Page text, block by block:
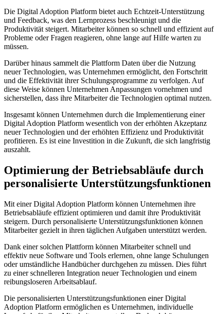
Die Digital Adoption‌ Platform bietet auch Echtzeit-Unterstützung
und⁣ Feedback, was den Lernprozess ⁣beschleunigt und die
Produktivität steigert. Mitarbeiter können so schnell und effizient auf
​Probleme ‍oder⁢ Fragen reagieren, ohne lange auf Hilfe ⁢warten zu
müssen.
Darüber hinaus sammelt die Plattform Daten über die Nutzung
neuer Technologien, was Unternehmen ermöglicht, den Fortschritt⁣
und die Effektivität ihrer Schulungsprogramme zu verfolgen. Auf
diese Weise können Unternehmen Anpassungen vornehmen und
sicherstellen, dass ihre Mitarbeiter die Technologien optimal nutzen.
Insgesamt können Unternehmen durch ⁢die Implementierung⁣ einer
Digital ‍Adoption Platform wesentlich ⁣von der​ erhöhten Akzeptanz
neuer ​Technologien und der erhöhten ​Effizienz und‌ Produktivität
profitieren. Es ist ⁤eine Investition ⁣in die Zukunft, ⁤die sich langfristig
auszahlt.
Optimierung der Betriebsabläufe ​durch
personalisierte Unterstützungsfunktionen
Mit einer Digital⁤ Adoption Platform können Unternehmen ⁣ihre
‍Betriebsabläufe effizient optimieren und damit ihre Produktivität
steigern. Durch personalisierte Unterstützungsfunktionen können‌
Mitarbeiter gezielt in ihren täglichen Aufgaben unterstützt werden.
Dank einer⁣ solchen ⁢Plattform können Mitarbeiter schnell und
effektiv⁢ neue Software und Tools erlernen, ohne ⁣lange Schulungen​
oder umständliche ⁤Handbücher durchgehen zu müssen. Dies führt
zu einer schnelleren Integration neuer Technologien ⁤und ⁢einem
reibungsloseren‌ Arbeitsablauf.
Die personalisierten Unterstützungsfunktionen einer Digital⁤
Adoption Platform ermöglichen es Unternehmen, individuelle